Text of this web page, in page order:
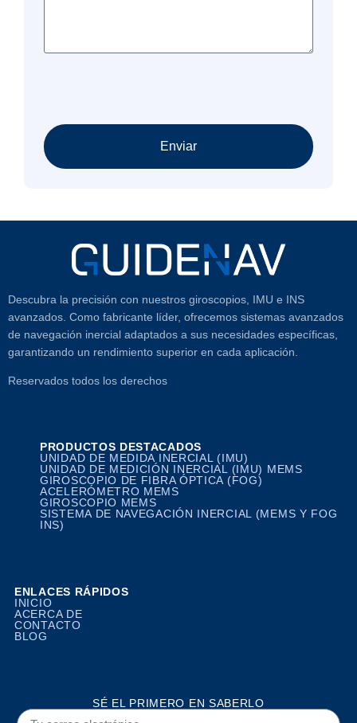
Enviar
Descubra la precisión con nuestros giroscopios, IMU e INS
avanzados. Como fabricante líder, ofrecemos sistemas avanzados
de navegación inercial adaptados a sus necesidades específicas,
garantizando un rendimiento superior en cada aplicación.
Reservados todos los derechos
PRODUCTOS DESTACADOS
UNIDAD DE MEDIDA INERCIAL (IMU)
UNIDAD DE MEDICIÓN INERCIAL (IMU) MEMS
GIROSCOPIO DE FIBRA ÓPTICA (FOG)
ACELERÓMETRO MEMS
GIROSCOPIO MEMS
SISTEMA DE NAVEGACIÓN INERCIAL (MEMS Y FOG
INS)
ENLACES RÁPIDOS
INICIO
ACERCA DE
CONTACTO
BLOG
SÉ EL PRIMERO EN SABERLO